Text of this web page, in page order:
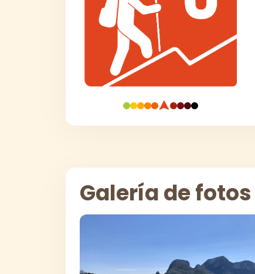
Galería de fotos